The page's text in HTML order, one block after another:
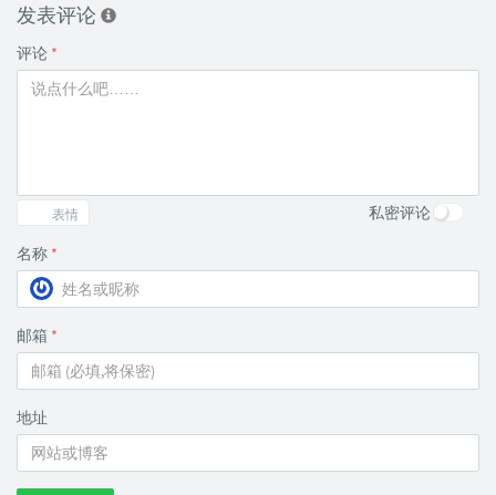
发表评论
评论 *
表情 私密评论
名称 *
邮箱 *
地址